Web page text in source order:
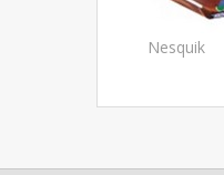
Nesquik